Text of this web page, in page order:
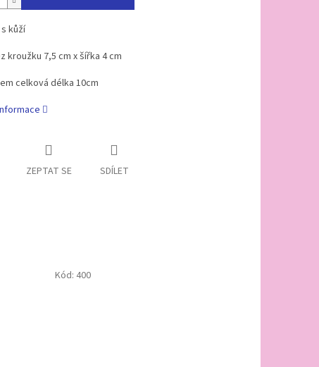
kůží
kroužku 7,5 cm x šířka 4 cm
celková délka 10cm
ZEPTAT SE SDÍLET
Kód: 400